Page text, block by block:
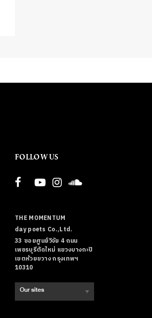
FOLLOW US
THE MOMENTUM
day poets Co.,Ltd.
33 ซอยศูนย์วิจัย 4 ถนน
เพชรบุรีตัดใหม่ แขวงบางกะปิ
เขตห้วยขวาง กรุงเทพฯ
10310